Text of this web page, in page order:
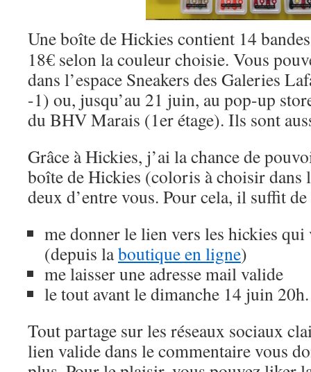
Une boîte de Hickies contient 14
18€ selon la couleur choisie. Vous
dans l’espace Sneakers des Galeries
-1) ou, jusqu’au 21 juin, au pop-up
du BHV Marais (1er étage). Ils sont
Grâce à Hickies, j’ai la chance de
boîte de Hickies (coloris à choisir dans
deux d’entre vous. Pour cela, il suffit
me donner le lien vers les hickies
(depuis laboutique en ligne)
me laisser une adresse mail valide
le tout avant le dimanche 14 juin 20h.
Tout partage sur les réseaux sociaux
lien valide dans le commentaire vous